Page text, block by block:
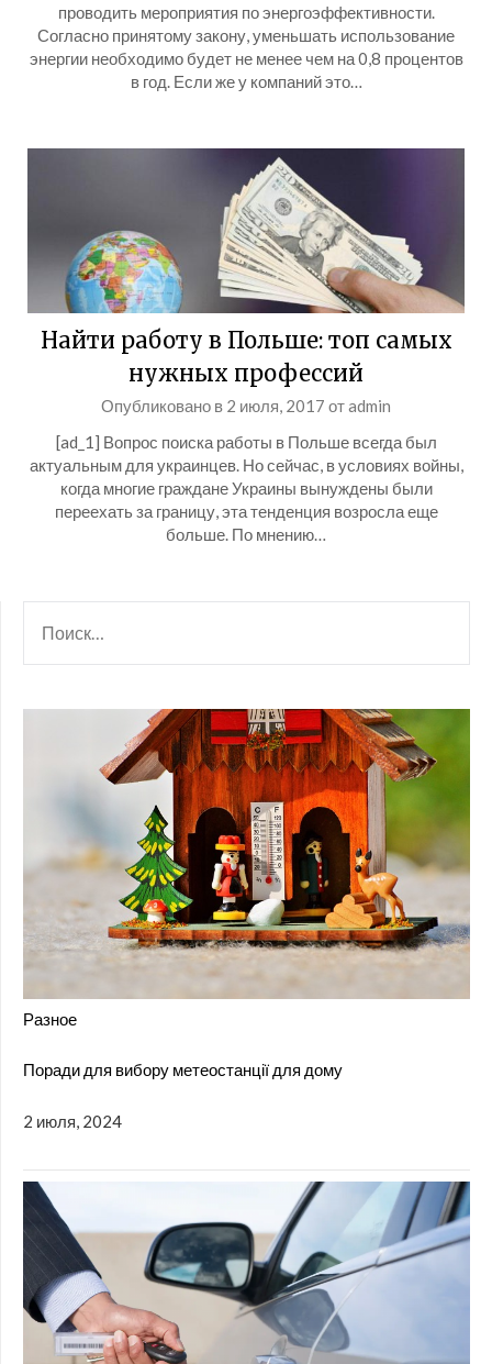
проводить мероприятия по энергоэффективности.
Согласно принятому закону, уменьшать использование
энергии необходимо будет не менее чем на 0,8 процентов
в год. Если же у компаний это…
Найти работу в Польше: топ самых
нужных профессий
Опубликовано в 2 июля, 2017 отadmin
[ad_1] Вопрос поиска работы в Польше всегда был
актуальным для украинцев. Но сейчас, в условиях войны,
когда многие граждане Украины вынуждены были
переехать за границу, эта тенденция возросла еще
больше. По мнению…
Разное
Поради для вибору метеостанції для дому
2 июля, 2024